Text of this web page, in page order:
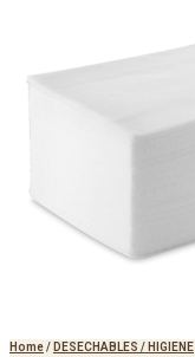
Home/ DESECHABLES / HIGIENE